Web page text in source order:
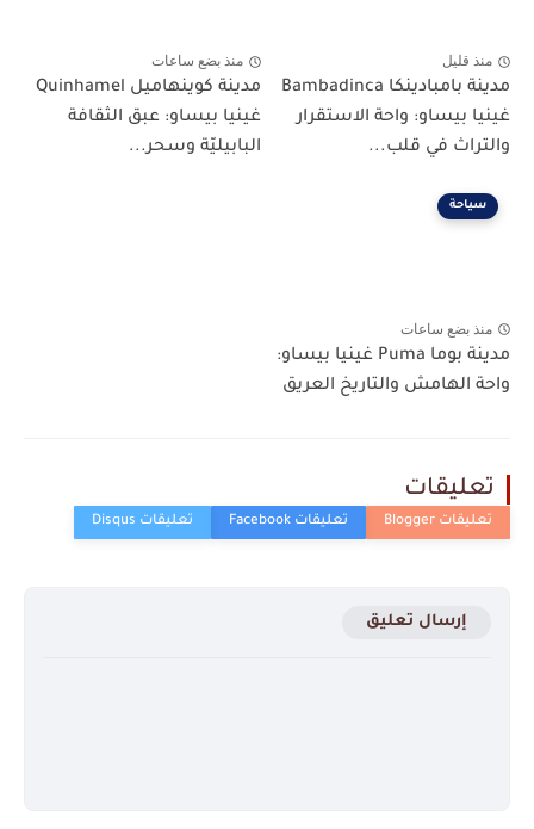
منذ قليل
مدينة بامبادينكا Bambadinca
غينيا بيساو: واحة الاستقرار
والتراث في قلب...
منذ بضع ساعات
مدينة كوينهاميل Quinhamel
غينيا بيساو: عبق الثقافة
البابيليّة وسحر...
سياحة
منذ بضع ساعات
مدينة بوما Puma غينيا بيساو:
واحة الهامش والتاريخ العريق
تعليقات
إرسال تعليق